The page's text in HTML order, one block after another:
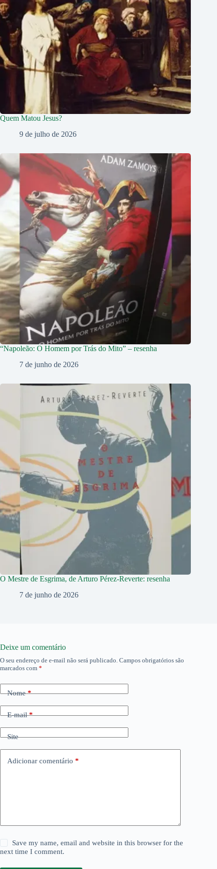
Quem Matou Jesus?
9 de julho de 2026
“Napoleão: O Homem por Trás do Mito” – resenha
7 de junho de 2026
O Mestre de Esgrima, de Arturo Pérez-Reverte: resenha
7 de junho de 2026
Deixe um comentário
O seu endereço de e-mail não será publicado. Campos obrigatórios são
marcados com *
Nome*
E-mail*
Site
Adicionar comentário *
Save my name, email and website in this browser for the
next time I comment.